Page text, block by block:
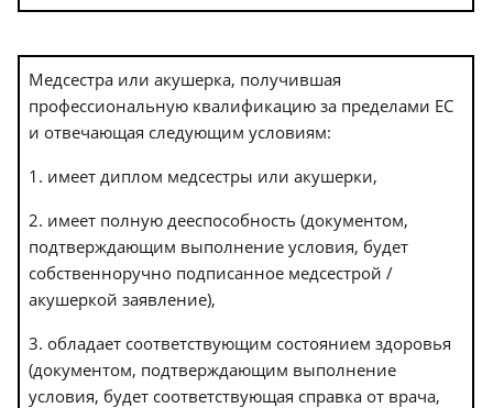
Медсестра или акушерка, получившая
профессиональную квалификацию за пределами ЕС
и отвечающая следующим условиям:
1. имеет диплом медсестры или акушерки,
2. имеет полную дееспособность (документом,
подтверждающим выполнение условия, будет
собственноручно подписанное медсестрой /
акушеркой заявление),
3. обладает соответствующим состоянием здоровья
(документом, подтверждающим выполнение
условия, будет соответствующая справка от врача,